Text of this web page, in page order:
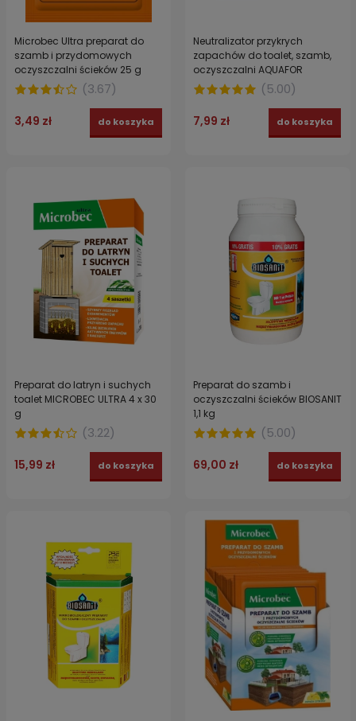
Microbec Ultra preparat do
szamb i przydomowych
oczyszczalni ścieków 25 g
(3.67)
3,49 zł do koszyka
Neutralizator przykrych
zapachów do toalet, szamb,
oczyszczalni AQUAFOR
saszetka 40g
(5.00)
7,99 zł do koszyka
Preparat do latryn i suchych
toalet MICROBEC ULTRA 4 x 30
g
(3.22)
15,99 zł do koszyka
Preparat do szamb i
oczyszczalni ścieków BIOSANIT
1,1 kg
(5.00)
69,00 zł do koszyka